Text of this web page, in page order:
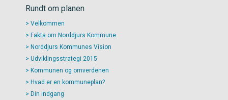
Rundt om planen
Velkommen
Fakta om Norddjurs Kommune
Norddjurs Kommunes Vision
Udviklingsstrategi 2015
Kommunen og omverdenen
Hvad er en kommuneplan?
Din indgang